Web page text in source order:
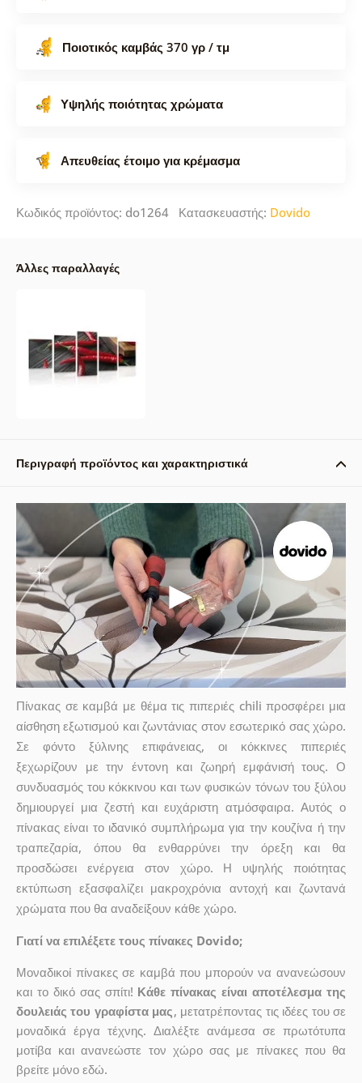
Ποιοτικός καμβάς 370 γρ / τμ
Υψηλής ποιότητας χρώματα
Απευθείας έτοιμο για κρέμασμα
Κωδικός προϊόντος: do1264 Κατασκευαστής: Dovido
Άλλες παραλλαγές
Περιγραφή προϊόντος και χαρακτηριστικά
Πίνακας σε καμβά με θέμα τις πιπεριές chili προσφέρει μια
αίσθηση εξωτισμού και ζωντάνιας στον εσωτερικό σας χώρο.
Σε φόντο ξύλινης επιφάνειας, οι κόκκινες πιπεριές
ξεχωρίζουν με την έντονη και ζωηρή εμφάνισή τους. Ο
συνδυασμός του κόκκινου και των φυσικών τόνων του ξύλου
δημιουργεί μια ζεστή και ευχάριστη ατμόσφαιρα. Αυτός ο
πίνακας είναι το ιδανικό συμπλήρωμα για την κουζίνα ή την
τραπεζαρία, όπου θα ενθαρρύνει την όρεξη και θα
προσδώσει ενέργεια στον χώρο. Η υψηλής ποιότητας
εκτύπωση εξασφαλίζει μακροχρόνια αντοχή και ζωντανά
χρώματα που θα αναδείξουν κάθε χώρο.
Γιατί να επιλέξετε τους πίνακες Dovido;
Μοναδικοί πίνακες σε καμβά που μπορούν να ανανεώσουν
και το δικό σας σπίτι! Κάθε πίνακας είναι αποτέλεσμα της
δουλειάς του γραφίστα μας, μετατρέποντας τις ιδέες του σε
μοναδικά έργα τέχνης. Διαλέξτε ανάμεσα σε πρωτότυπα
μοτίβα και ανανεώστε τον χώρο σας με πίνακες που θα
βρείτε μόνο εδώ.